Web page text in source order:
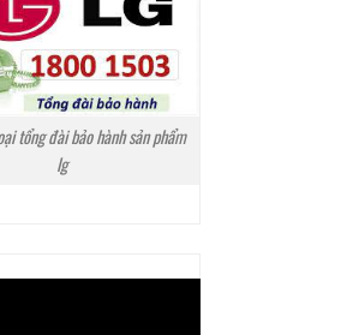
tổng đài bảo hành sản phẩm
lg